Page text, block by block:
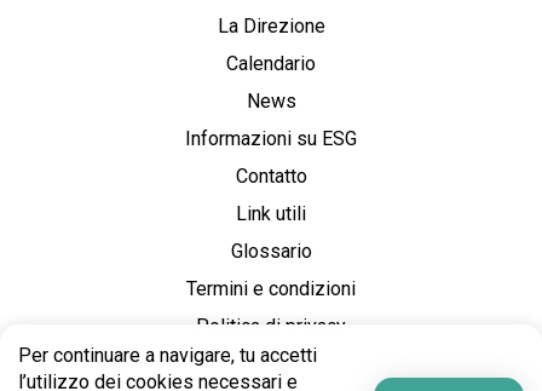
La Direzione
Calendario
News
Informazioni su ESG
Contatto
Link utili
Glossario
Termini e condizioni
Politica di privacy
Per continuare a navigare, tu accetti
l’utilizzo dei cookies necessari e